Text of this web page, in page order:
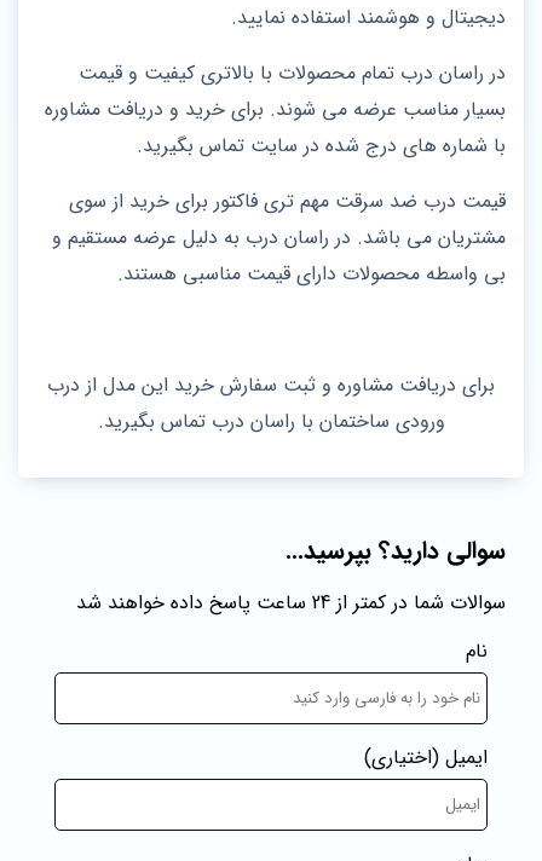
دیجیتال و هوشمند استفاده نمایید.
در راسان درب تمام محصولات با بالاتری کیفیت و قیمت
بسیار مناسب عرضه می شوند. برای خرید و دریافت مشاوره
با شماره های درج شده در سایت تماس بگیرید.
قیمت درب ضد سرقت مهم تری فاکتور برای خرید از سوی
مشتریان می باشد. در راسان درب به دلیل عرضه مستقیم و
بی واسطه محصولات دارای قیمت مناسبی هستند.
برای دریافت مشاوره و ثبت سفارش خرید این مدل از درب
ورودی ساختمان با راسان درب تماس بگیرید.
سوالی دارید؟ بپرسید...
سوالات شما در کمتر از 24 ساعت پاسخ داده خواهند شد
نام
ایمیل (اختیاری)